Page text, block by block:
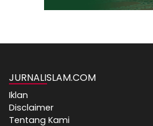
JURNALISLAM.COM
Iklan
Disclaimer
Tentang Kami